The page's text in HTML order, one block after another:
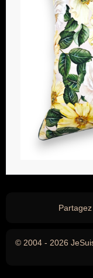
© 2004 - 2026